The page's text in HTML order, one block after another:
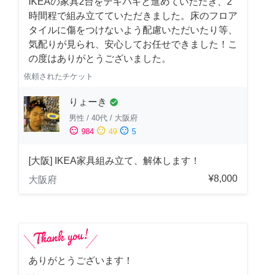
時間程で組み立てていただきました。床のフロア
タイルに傷をつけないよう配慮いただいたり等、
気配りが見られ、安心してお任せできました！こ
の度はありがとうございました。
依頼されたチケット
りょーき check_circle
男性 / 40代 / 大阪府
sentiment_satisfied 984 sentiment_neutral 49 sentiment_dissatisfied 5
[大阪] IKEA家具組み立て、解体します！
大阪府
¥8,000
ありがとうございます！